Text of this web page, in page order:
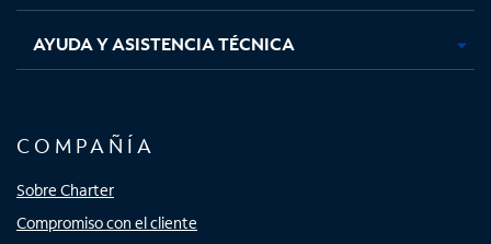
AYUDA Y ASISTENCIA TÉCNICA
COMPAÑÍA
Sobre Charter
Compromiso con el cliente